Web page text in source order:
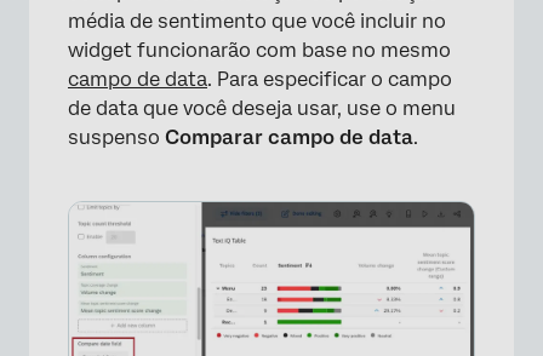
×
média de sentimento que você incluir no
widget funcionarão com base no mesmo
campo de data. Para especificar o campo
de data que você deseja usar, use o menu
suspenso Comparar campo de data.